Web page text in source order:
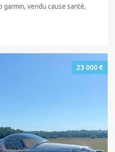
vendu cause santé,
23 000 €